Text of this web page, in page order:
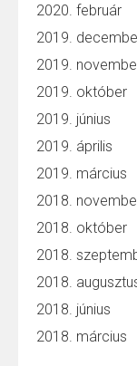
2020. február
2019.
2019.
2019. október
2019. június
2019. április
2019. március
2018.
2018. október
2018.
2018.
2018. június
2018. március